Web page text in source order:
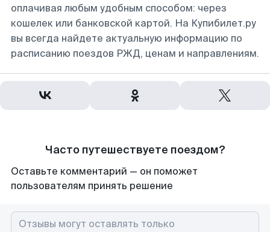
оплачивая любым удобным способом: через
кошелек или банковской картой. На Купибилет.ру
вы всегда найдете актуальную информацию по
расписанию поездов РЖД, ценам и направлениям.
Часто путешествуете поездом?
Оставьте комментарий — он поможет
пользователям принять решение